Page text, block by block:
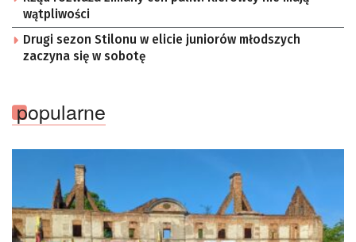
wątpliwości
Drugi sezon Stilonu w elicie juniorów młodszych
zaczyna się w sobotę
popularne